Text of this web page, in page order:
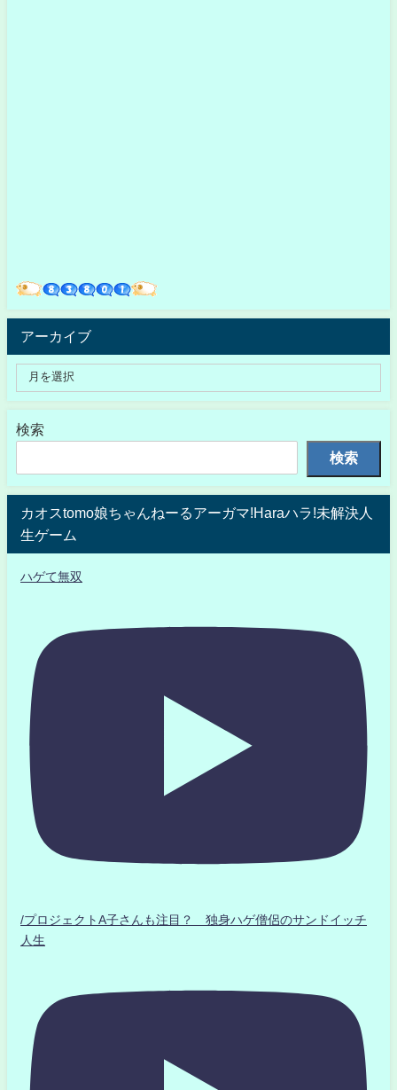
アーカイブ
検索
検索
カオスtomo娘ちゃんねーるアーガマ!Haraハラ!未解決人
生ゲーム
ハゲて無双
/プロジェクトA子さんも注目？ 独身ハゲ僧侶のサンドイッチ
人生